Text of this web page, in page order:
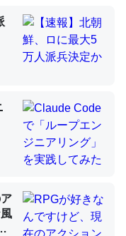
」は回収されないけ
化すればするほど分
の1程度。
昆虫はなぜ海にいな